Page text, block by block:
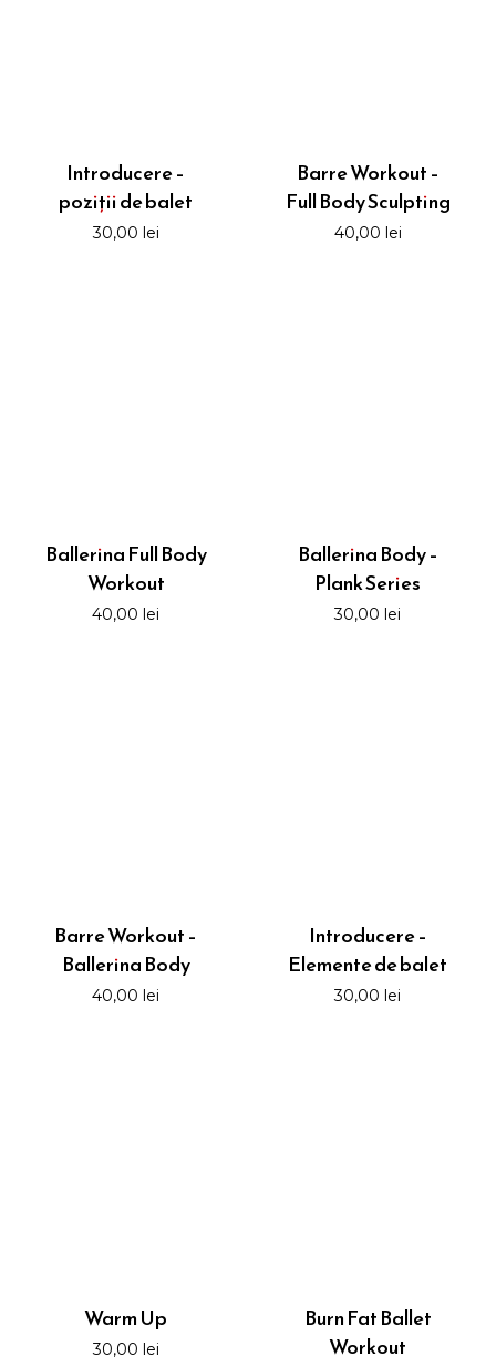
Introducere –
poziții de balet
30,00 lei
Barre Workout –
Full Body Sculpting
40,00 lei
Ballerina Full Body
Workout
40,00 lei
Ballerina Body –
Plank Series
30,00 lei
Barre Workout –
Ballerina Body
40,00 lei
Introducere –
Elemente de balet
30,00 lei
Warm Up
30,00 lei
Burn Fat Ballet
Workout